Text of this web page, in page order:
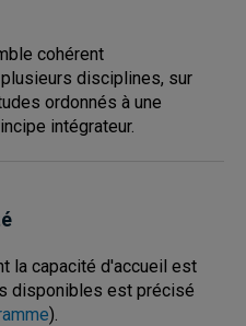
cohérent
disciplines, sur
ordonnés à une
intégrateur.
la capacité d'accueil est
disponibles est précisé
).